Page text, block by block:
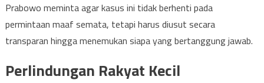
Prabowo meminta agar kasus ini tidak berhenti pada
permintaan maaf semata, tetapi harus diusut secara
transparan hingga menemukan siapa yang bertanggung jawab.
Perlindungan Rakyat Kecil